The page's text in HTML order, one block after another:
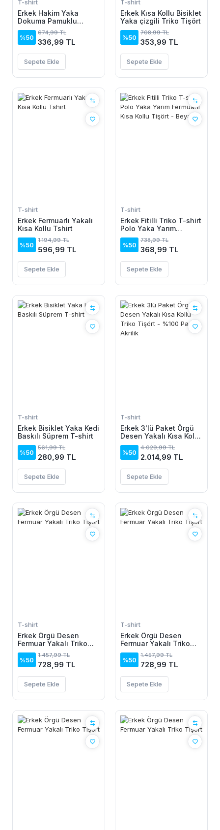
T-shirt
Erkek Hakim Yaka
Dokuma Pamuklu
Kumaş Kısa Kollu Tişört
%50
674,99 TL
336,99 TL
Sepete Ekle
T-shirt
Erkek Kısa Kollu Bisiklet
Yaka çizgili Triko Tişört
%50
708,99 TL
353,99 TL
Sepete Ekle
T-shirt
Erkek Fermuarlı Yakalı
Kısa Kollu Tshirt
%50
1.194,99 TL
596,99 TL
Sepete Ekle
T-shirt
Erkek Fitilli Triko T-shirt
Polo Yaka Yarım
Fermuarlı Kısa Kollu
Tişört - Beyaz
%50
738,99 TL
368,99 TL
Sepete Ekle
T-shirt
Erkek Bisiklet Yaka Kedi
Baskılı Süprem T-shirt
%50
561,99 TL
280,99 TL
Sepete Ekle
T-shirt
Erkek 3'lü Paket Örgü
Desen Yakalı Kısa Kollu
Triko Tişört - %100
Pamuk Akrilik
%50
4.029,99 TL
2.014,99 TL
Sepete Ekle
T-shirt
Erkek Örgü Desen
Fermuar Yakalı Triko
Tişört
%50
1.457,99 TL
728,99 TL
Sepete Ekle
T-shirt
Erkek Örgü Desen
Fermuar Yakalı Triko
Tişört
%50
1.457,99 TL
728,99 TL
Sepete Ekle